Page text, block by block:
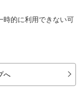
時的に利用できない可
へ